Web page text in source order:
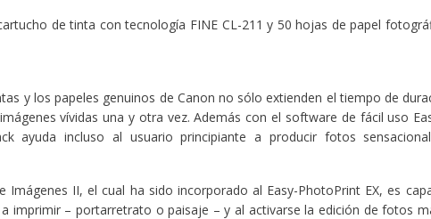
de tinta con tecnología FINE CL-211 y 50 hojas de papel
y los papeles genuinos de Canon no sólo extienden el tiempo de
vívidas una y otra vez. Además con el software de fácil uso
ayuda incluso al usuario principiante a producir fotos
Imágenes II, el cual ha sido incorporado al Easy-PhotoPrint EX, es
imprimir – portarretrato o paisaje – y al activarse la edición de fotos